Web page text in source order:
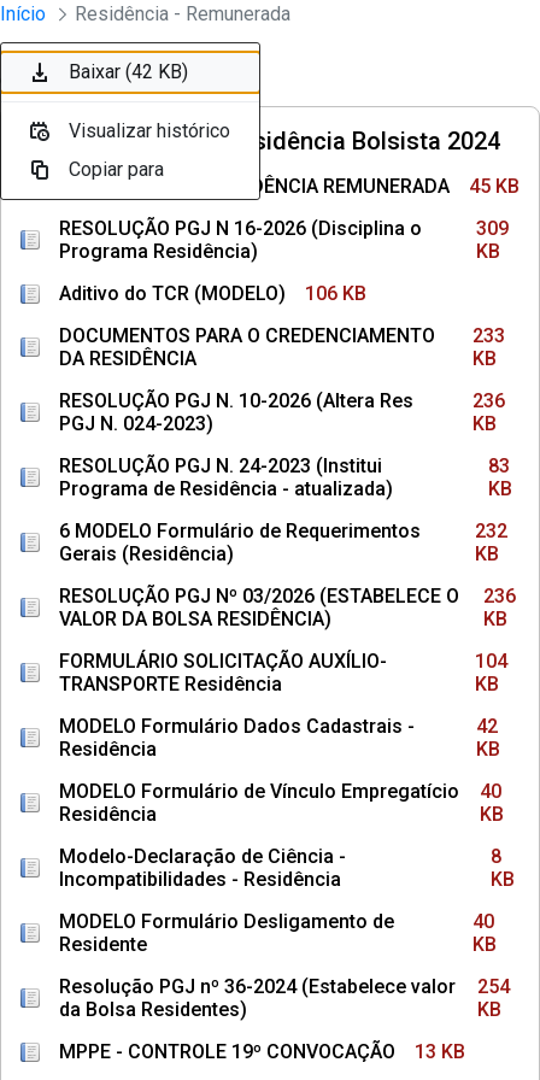
Pular para o Conteúdo principal
Divisão Minima - Escola Superior
Início Residência - Remunerada
Ordenar Filtro
Convocações Residência Bolsista 2024
4 MODELO TCR - RESIDÊNCIA REMUNERADA
45 KB
RESOLUÇÃO PGJ N 16-2026 (Disciplina o
Programa Residência)
309
KB
Aditivo do TCR (MODELO)
106 KB
DOCUMENTOS PARA O CREDENCIAMENTO
DA RESIDÊNCIA
233
KB
RESOLUÇÃO PGJ N. 10-2026 (Altera Res
PGJ N. 024-2023)
236
KB
RESOLUÇÃO PGJ N. 24-2023 (Institui
Programa de Residência - atualizada)
83
KB
6 MODELO Formulário de Requerimentos
Gerais (Residência)
232
KB
RESOLUÇÃO PGJ Nº 03/2026 (ESTABELECE O
VALOR DA BOLSA RESIDÊNCIA)
236
KB
FORMULÁRIO SOLICITAÇÃO AUXÍLIO-
TRANSPORTE Residência
104
KB
MODELO Formulário Dados Cadastrais -
Residência
42
KB
MODELO Formulário de Vínculo Empregatício
Residência
40
KB
Modelo-Declaração de Ciência -
Incompatibilidades - Residência
8
KB
MODELO Formulário Desligamento de
Residente
40
KB
Resolução PGJ nº 36-2024 (Estabelece valor
da Bolsa Residentes)
254
KB
MPPE - CONTROLE 19º CONVOCAÇÃO
13 KB
Baixar (45 KB)
Visualizar histórico
Copiar para
Baixar (309 KB)
Visualizar histórico
Copiar para
Baixar (106 KB)
Visualizar histórico
Copiar para
Baixar (233 KB)
Visualizar histórico
Copiar para
Baixar (236 KB)
Visualizar histórico
Copiar para
Baixar (83 KB)
Visualizar histórico
Copiar para
Baixar (232 KB)
Visualizar histórico
Copiar para
Baixar (236 KB)
Visualizar histórico
Copiar para
Baixar (104 KB)
Visualizar histórico
Copiar para
Baixar (42 KB)
Visualizar histórico
Copiar para